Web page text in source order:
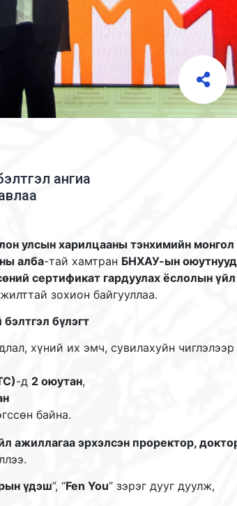
ангиа
улсын харилцааны тэнхимийн монгол
алба-тай хамтран БНХАУ-ын оюутнууд
сертификат гардуулах ёслолын үйл
зохион байгууллаа.
бүлэгт
хүний их эмч, сувилахуйн чиглэлээр
-д 2 оюутан,
байна.
ажиллагаа эрхэлсэн проректор,
үдэш”, “Fen You” зэрэг дууг дуулж,